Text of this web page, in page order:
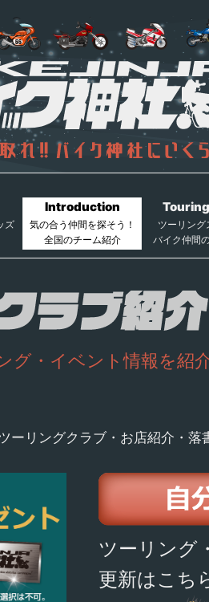
ズ
Introduction
気の合う仲間を探そう！
全国のチーム紹介
ツーリング
バイク仲間
グ・イベント情報を紹
ーリングクラブ・お店紹介・
ツーリング
更新はこち